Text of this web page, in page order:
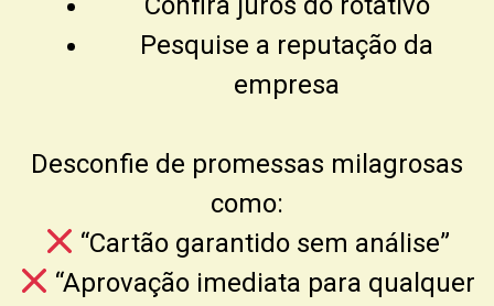
Pesquise a reputação da
empresa
Desconfie de promessas milagrosas
como:
“Cartão garantido sem análise”
“Aprovação imediata para qualquer